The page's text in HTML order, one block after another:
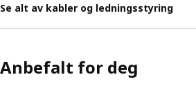
Se alt av kabler og ledningsstyring
Anbefalt for deg